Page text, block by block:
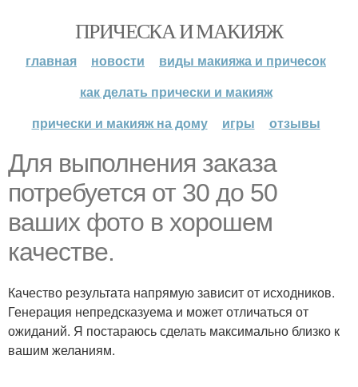
ПРИЧЕСКА И МАКИЯЖ
главная новости
виды макияжа и причесок
как делать прически и макияж
прически и макияж на дому
игры отзывы
Для выполнения заказа
потребуется от 30 до 50
ваших фото в хорошем
качестве.
Качество результата напрямую зависит от исходников.
Генерация непредсказуема и может отличаться от
ожиданий. Я постараюсь сделать максимально близко к
вашим желаниям.